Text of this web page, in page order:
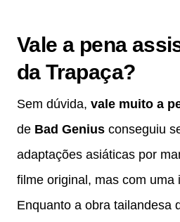
Vale a pena
da Trapaça?
Sem dúvida, vale muito a
de Bad Genius conseguiu
adaptações asiáticas por
filme original, mas com uma
Enquanto a obra tailandesa